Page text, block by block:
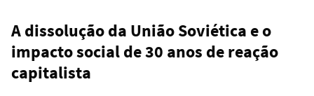
A dissolução da União Soviética e o
impacto social de 30 anos de reação
capitalista